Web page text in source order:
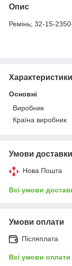
Опис
Ремінь; 32-15-
Характеристики
Основні
Виробник
Країна виробник
Умови доставки
Нова Пошта
Всі умови
Умови оплати
Післяплата
Всі умови оплати